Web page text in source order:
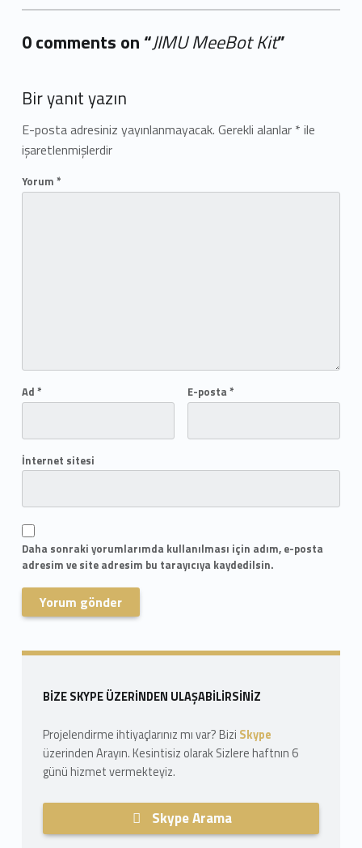
0 comments on “JIMU MeeBot Kit”
Bir yanıt yazın
E-posta adresiniz yayınlanmayacak. Gerekli alanlar * ile
işaretlenmişlerdir
Yorum *
Ad * E-posta*
İnternet sitesi
Daha sonraki yorumlarımda kullanılması için adım, e-posta
adresim ve site adresim bu tarayıcıya kaydedilsin.
Sidebar
BIZE SKYPE ÜZERINDEN ULAŞABILIRSINIZ
Projelendirme ihtiyaçlarınız mı var? Bizi Skype
üzerinden Arayın. Kesintisiz olarak Sizlere haftnın 6
günü hizmet vermekteyiz.
Skype Arama